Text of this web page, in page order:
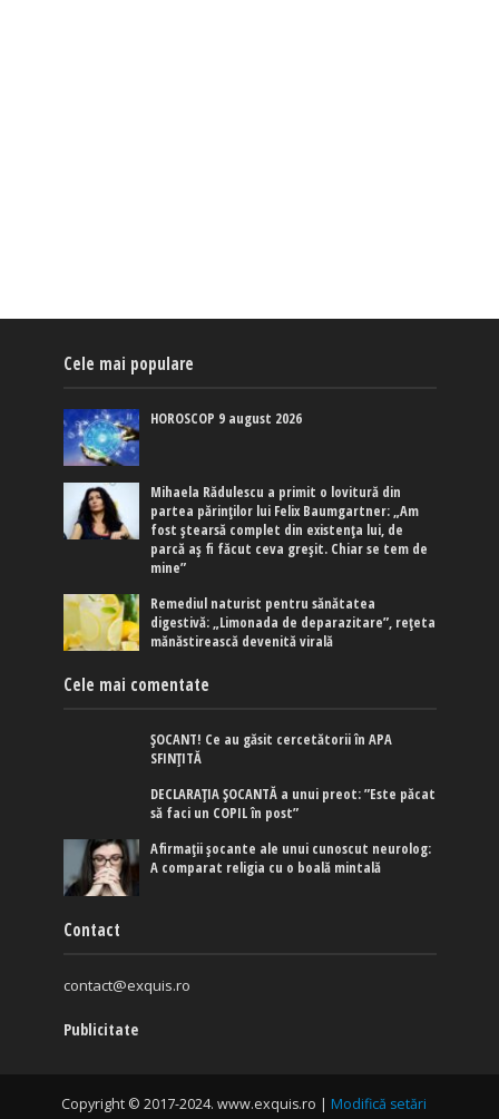
Cele mai populare
HOROSCOP 9 august 2026
Mihaela Rădulescu a primit o lovitură din
partea părinților lui Felix Baumgartner: „Am
fost ștearsă complet din existența lui, de
parcă aș fi făcut ceva greșit. Chiar se tem de
mine”
Remediul naturist pentru sănătatea
digestivă: „Limonada de deparazitare”, rețeta
mănăstirească devenită virală
Cele mai comentate
ȘOCANT! Ce au găsit cercetătorii în APA
SFINȚITĂ
DECLARAȚIA ȘOCANTĂ a unui preot: ”Este păcat
să faci un COPIL în post”
Afirmaţii şocante ale unui cunoscut neurolog:
A comparat religia cu o boală mintală
Contact
contact@exquis.ro
Publicitate
Copyright © 2017-2024. www.exquis.ro | Modifică setări